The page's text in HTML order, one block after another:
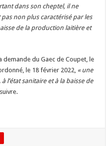
dans son cheptel, il ne
pas non plus caractérisé par les
de la production laitière et
demande du Gaec de Coupet, le
le 18 février 2022, « une
l’état sanitaire et à la baisse de